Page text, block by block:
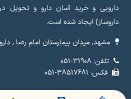
دارویی و خرید آسان دارو و
داروساز) ایجاد شده است.
مشهد, میدان بیمارستان امام رضا ,
تلفن: 31908-051
فکس: 38517681-051